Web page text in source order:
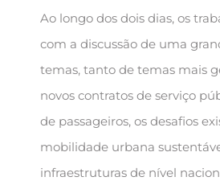
Ao longo dos dois dias, os
com a discussão de uma
temas, tanto de temas mais
novos contratos de serviço
de passageiros, os desafios
mobilidade urbana
infraestruturas de nível